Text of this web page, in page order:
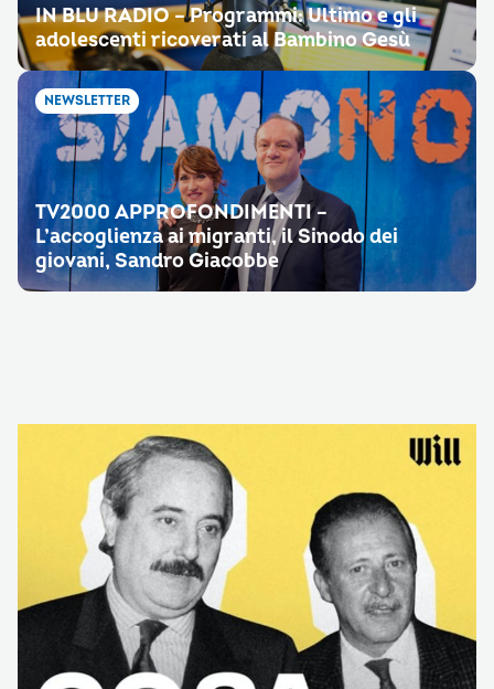
IN BLU RADIO – Programmi: Ultimo e gli
adolescenti ricoverati al Bambino Gesù
NEWSLETTER
TV2000 APPROFONDIMENTI –
L’accoglienza ai migranti, il Sinodo dei
giovani, Sandro Giacobbe